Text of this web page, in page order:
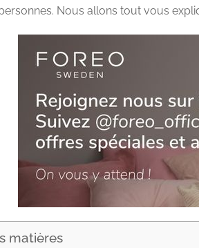
Nous allons tout vous
matières